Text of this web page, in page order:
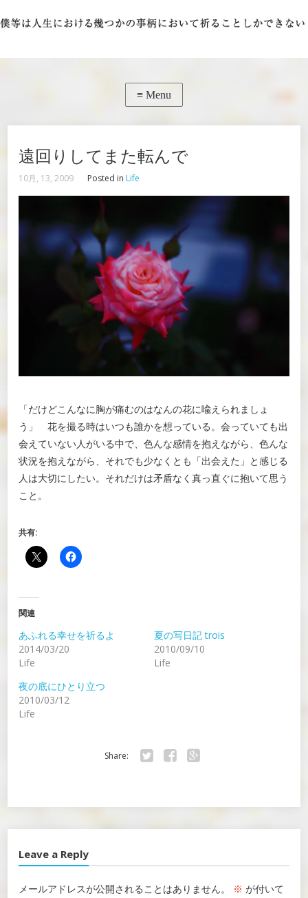
遠回りしてまた転んで
10月, 13, 2009 Posted in Life
「だけどこんなに胸が痛むのはなんの花に喩えられましょ
う」 花を撮る時はいつも誰かを想っている。会っていても出
会えていない人がいる中で、色んな感情を抱えながら、色んな
状況を抱えながら、それでも少なくとも「出会えた」と感じる
人は大切にしたい。それだけは矛盾なく真っ直ぐに抱いて思う
こと。
共有:
関連
あふれる幸せを祈るよ
2014/03/20
Life
夏の写日記 trois
2010/09/10
Life
夜の底にひとり立つ
2010/03/12
Life
Share:
Leave a Reply
メールアドレスが公開されることはありません。 ※ が付いて